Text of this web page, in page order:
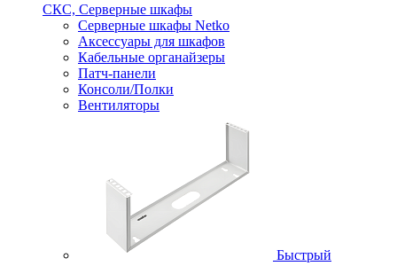
СКС, Серверные шкафы
Серверные шкафы Netko
Аксессуары для шкафов
Кабельные органайзеры
Патч-панели
Консоли/Полки
Вентиляторы
Быстрый